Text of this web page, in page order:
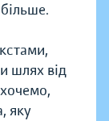
шлях від
яку